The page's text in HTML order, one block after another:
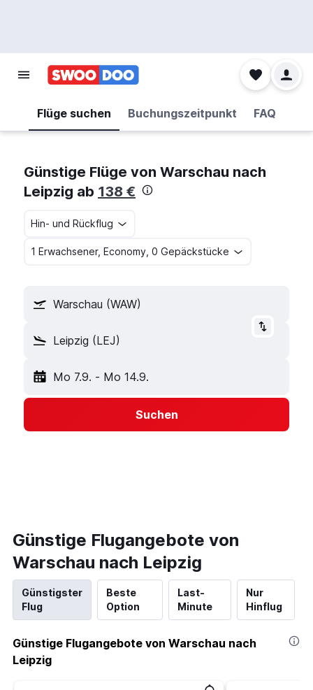
Flüge suchen Buchungszeitpunkt FAQ
Günstige Flüge von Warschau nach
Leipzig ab 138 €
Hin- und Rückflug
1 Erwachsener, Economy, 0 Gepäckstücke
Warschau (WAW)
Leipzig (LEJ)
Mo 7.9. - Mo 14.9.
Suchen
Günstige Flugangebote von
Warschau nach Leipzig
Günstigster
Flug
Beste
Option
Last-
Minute
Nur
Hinflug
Günstige Flugangebote von Warschau nach
Leipzig